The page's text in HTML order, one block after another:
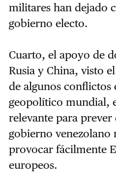
militares han dejado
gobierno electo.
Cuarto, el apoyo de
Rusia y China, visto
de algunos conflictos
geopolítico mundial,
relevante para prever
gobierno venezolano
provocar fácilmente
europeos.